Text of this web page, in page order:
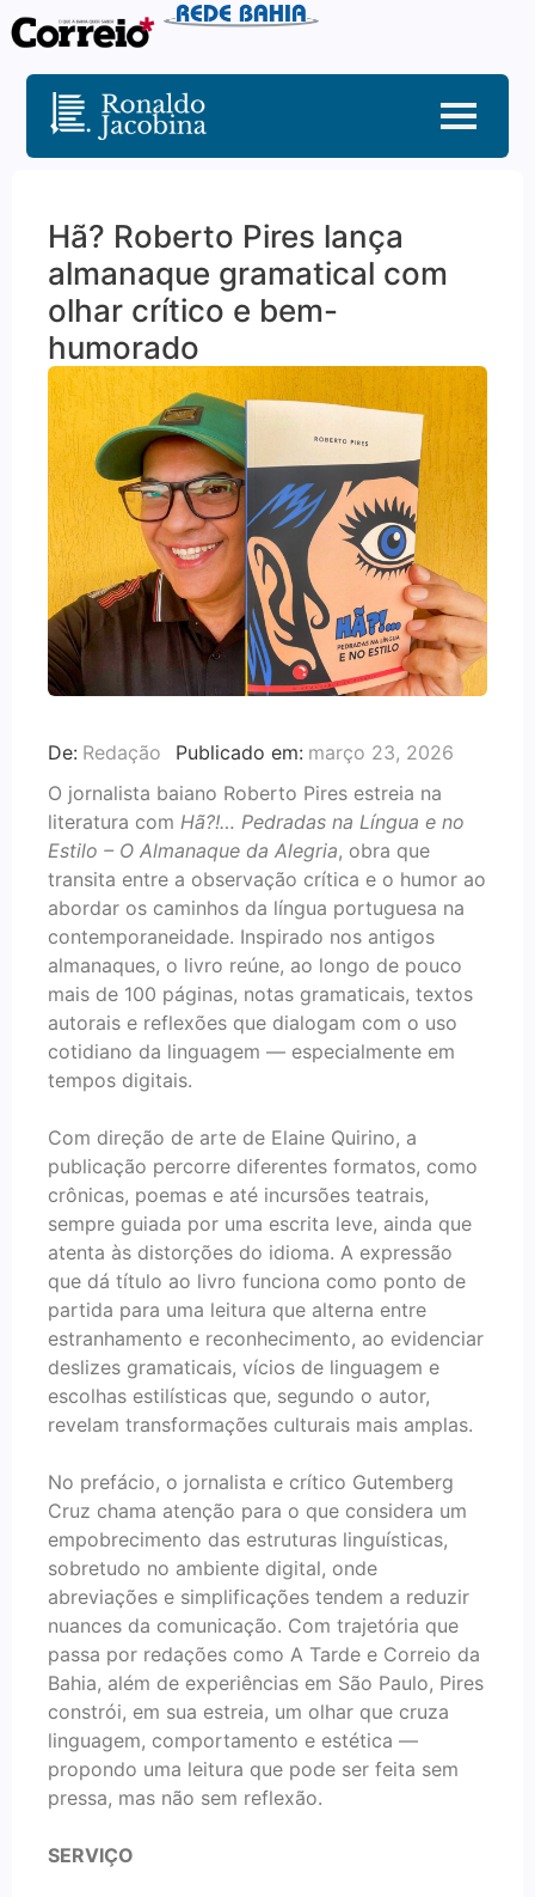
Hã? Roberto Pires lança
almanaque gramatical com
olhar crítico e bem-
humorado
De: Redação Publicado em: março 23, 2026
O jornalista baiano Roberto Pires estreia na
literatura com Hã?!… Pedradas na Língua e no
Estilo – O Almanaque da Alegria, obra que
transita entre a observação crítica e o humor ao
abordar os caminhos da língua portuguesa na
contemporaneidade. Inspirado nos antigos
almanaques, o livro reúne, ao longo de pouco
mais de 100 páginas, notas gramaticais, textos
autorais e reflexões que dialogam com o uso
cotidiano da linguagem — especialmente em
tempos digitais.
Com direção de arte de Elaine Quirino, a
publicação percorre diferentes formatos, como
crônicas, poemas e até incursões teatrais,
sempre guiada por uma escrita leve, ainda que
atenta às distorções do idioma. A expressão
que dá título ao livro funciona como ponto de
partida para uma leitura que alterna entre
estranhamento e reconhecimento, ao evidenciar
deslizes gramaticais, vícios de linguagem e
escolhas estilísticas que, segundo o autor,
revelam transformações culturais mais amplas.
No prefácio, o jornalista e crítico Gutemberg
Cruz chama atenção para o que considera um
empobrecimento das estruturas linguísticas,
sobretudo no ambiente digital, onde
abreviações e simplificações tendem a reduzir
nuances da comunicação. Com trajetória que
passa por redações como A Tarde e Correio da
Bahia, além de experiências em São Paulo, Pires
constrói, em sua estreia, um olhar que cruza
linguagem, comportamento e estética —
propondo uma leitura que pode ser feita sem
pressa, mas não sem reflexão.
SERVIÇO